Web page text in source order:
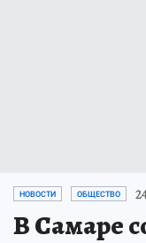
НОВОСТИ ОБЩЕСТВО
В Самаре